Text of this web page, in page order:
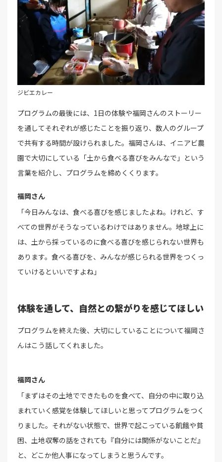
ジビエカレー
プログラムの最後には、1日の体験や福岡さんのストーリー
を通してそれぞれが感じたことを振り返り、数人のグループ
で共有する時間が設けられました。福岡さんは、イニアビ農
園で大切にしている「土から食べる喜びをみんなで」という
言葉を紹介し、プログラムを締めくくります。
福岡さん
「今日みんなは、食べる喜びを感じましたよね。けれど、す
べての世界がそうなっているわけではありません。地球上に
は、土から採っているのに食べる喜びを感じられない世界も
あります。食べる喜びを、みんなが感じられる世界をつくっ
ていけるといいですよね」
体験を通して、自然との繋がりを感じてほしい
プログラムを終えた後、大切にしていることについて福岡さ
んはこう話してくれました。
福岡さん
「まずはその土地でできたものを食べて、自分の中に取り込
まれていく感覚を体験してほしいと思ってプログラムをつく
りました。それがない状態で、世界で起こっている飢餓や貧
困、土地収奪の話をされても『自分には関係がないことだ』
と、どこか他人事になってしまうと思うんです。